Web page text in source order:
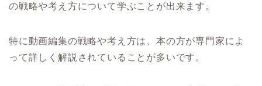
の戦略や考え方について学ぶことが出来ます。
特に動画編集の戦略や考え方は、本の方が専門家によ
って詳しく解説されていることが多いです。